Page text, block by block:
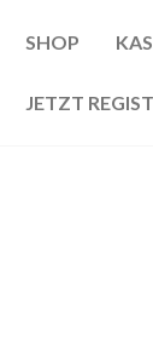
SHOP
JETZT